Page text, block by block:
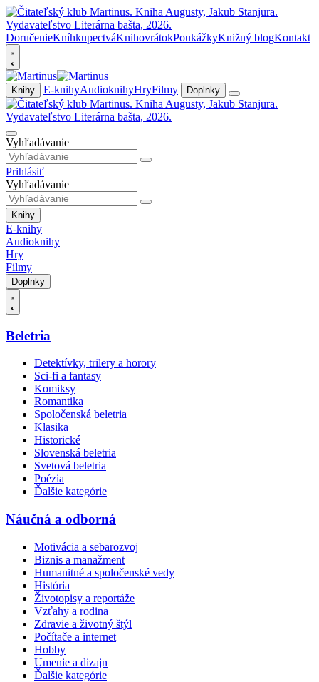
DoručenieKníhkupectváKnihovrátokPoukážkyKnižný blogKontakt
Knihy E-knihyAudioknihyHryFilmy Doplnky
Vyhľadávanie
Prihlásiť
Vyhľadávanie
Knihy
E-knihy
Audioknihy
Hry
Filmy
Doplnky
Beletria
Detektívky, trilery a horory
Sci-fi a fantasy
Komiksy
Romantika
Spoločenská beletria
Klasika
Historické
Slovenská beletria
Svetová beletria
Poézia
Ďalšie kategórie
Náučná a odborná
Motivácia a sebarozvoj
Biznis a manažment
Humanitné a spoločenské vedy
História
Životopisy a reportáže
Vzťahy a rodina
Zdravie a životný štýl
Počítače a internet
Hobby
Umenie a dizajn
Ďalšie kategórie